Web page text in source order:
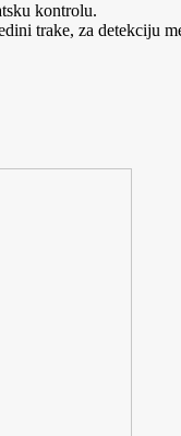
kontrolu.
trake, za detekciju